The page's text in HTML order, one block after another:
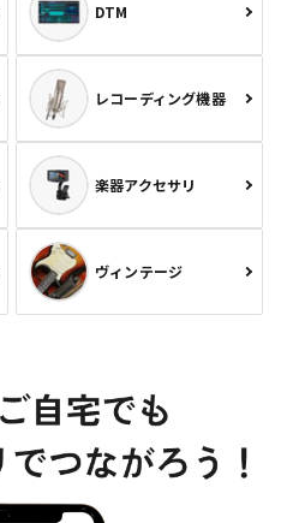
DTM
レコーディング機器
楽器アクセサリ
ヴィンテージ